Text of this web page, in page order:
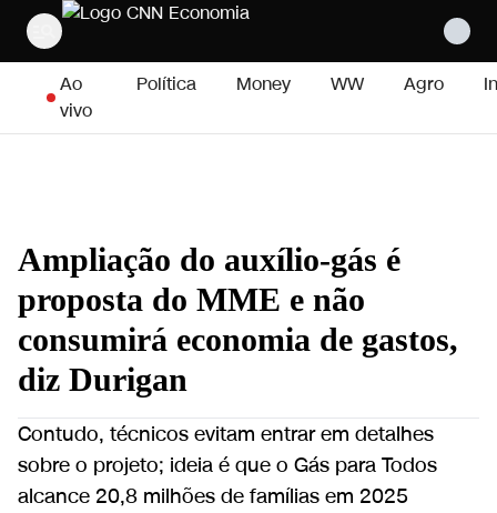
Pular para o conteúdo
Ao
vivo
Política Money WW Agro
Ampliação do auxílio-gás é
proposta do MME e não
consumirá economia de gastos,
diz Durigan
Contudo, técnicos evitam entrar em detalhes
sobre o projeto; ideia é que o Gás para Todos
alcance 20,8 milhões de famílias em 2025